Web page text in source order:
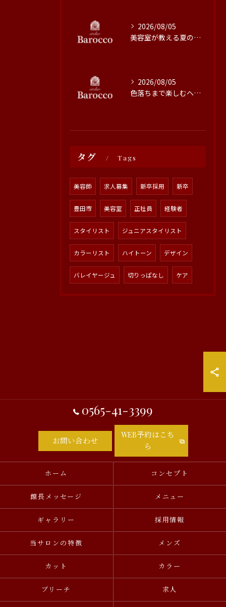
2026/08/05
美容室が教える夏の最旬ヘアカラー技術
2026/08/05
色落ちまで楽しむヘアカラーの秘訣
タグ Tags
美容師 求人募集 新卒採用 新卒
豊田市 美容室 正社員 経験者
スタイリスト ジュニアスタイリスト
カラーリスト ハイトーン デザイン
バレイヤージュ 切りっぱなし ケア
0565-41-3399
お問い合わせ
WEB予約はこち
ら
ホーム コンセプト
館長メッセージ メニュー
ギャラリー 採用情報
当サロンの特徴 メンズ
カット カラー
ブリーチ 求人